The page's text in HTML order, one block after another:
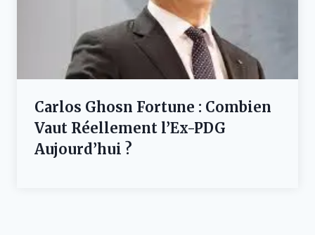
Carlos Ghosn Fortune : Combien
Vaut Réellement l’Ex-PDG
Aujourd’hui ?